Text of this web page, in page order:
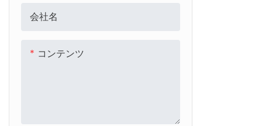
会社名
コンテンツ